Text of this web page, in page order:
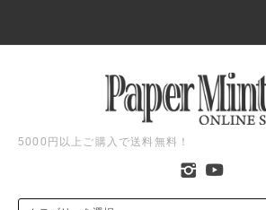
5000円以上ご購入で送料無料！